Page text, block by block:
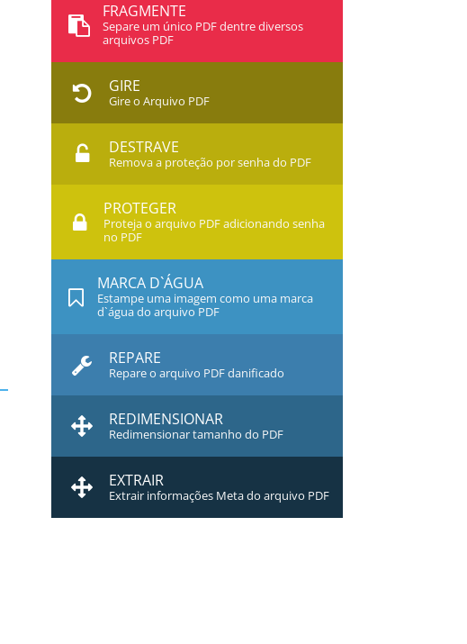
FRAGMENTE
Separe um único PDF dentre diversos
arquivos PDF
GIRE
Gire o Arquivo PDF
DESTRAVE
Remova a proteção por senha do PDF
PROTEGER
Proteja o arquivo PDF adicionando senha
no PDF
MARCA D`ÁGUA
Estampe uma imagem como uma marca
d`água do arquivo PDF
REPARE
Repare o arquivo PDF danificado
REDIMENSIONAR
Redimensionar tamanho do PDF
EXTRAIR
Extrair informações Meta do arquivo PDF